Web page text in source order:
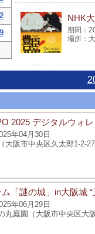
NHK
2025 デジタルウォ
年04月30日
大阪市中央区久太郎1-2-27
「謎の城」in大阪城
年06月29日
丸庭園（大阪市中央区大阪